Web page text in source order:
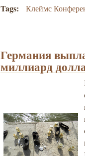
Tags: Клеймс
Германия
миллиард